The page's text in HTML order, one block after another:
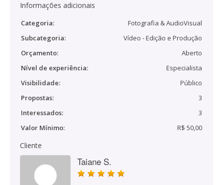
Informações adicionais
Categoria:
Fotografia & AudioVisual
Subcategoria:
Vídeo - Edição e Produção
Orçamento:
Aberto
Nível de experiência:
Especialista
Visibilidade:
Público
Propostas:
3
Interessados:
3
Valor Mínimo:
R$ 50,00
Cliente
Taiane S.